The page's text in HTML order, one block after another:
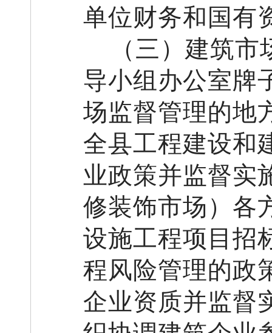
单位财务和国有
（三 ）建筑市
导小组办公室牌
场监督管理的地
全县工程建设和
业政策并监督实
修装饰市场） 各
设施工程项目招
程风险管理的政
企业资质并监督